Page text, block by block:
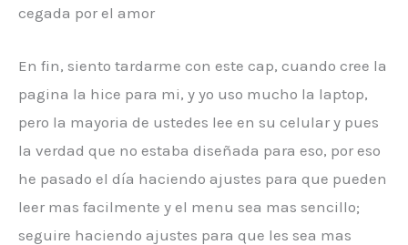
cegada por el amor
En fin, siento tardarme con este cap, cuando cree la
pagina la hice para mi, y yo uso mucho la laptop,
pero la mayoria de ustedes lee en su celular y pues
la verdad que no estaba diseñada para eso, por eso
he pasado el día haciendo ajustes para que pueden
leer mas facilmente y el menu sea mas sencillo;
seguire haciendo ajustes para que les sea mas